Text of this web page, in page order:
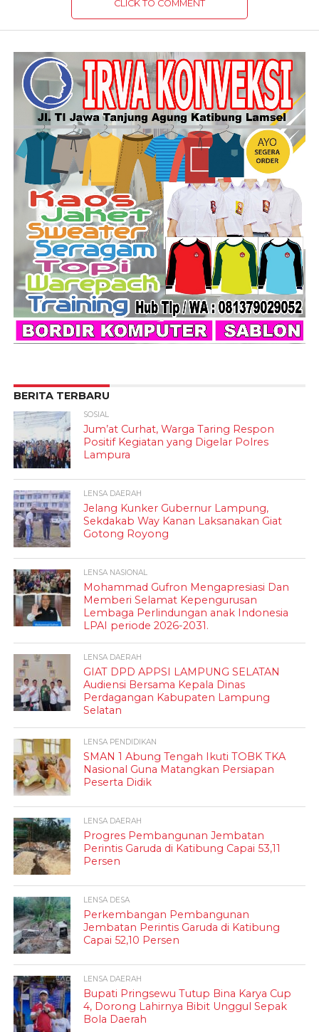
CLICK TO COMMENT
BERITA TERBARU
SOSIAL
Jum’at Curhat, Warga Taring Respon
Positif Kegiatan yang Digelar Polres
Lampura
LENSA DAERAH
Jelang Kunker Gubernur Lampung,
Sekdakab Way Kanan Laksanakan Giat
Gotong Royong
LENSA NASIONAL
Mohammad Gufron Mengapresiasi Dan
Memberi Selamat Kepengurusan
Lembaga Perlindungan anak Indonesia
LPAI periode 2026-2031.
LENSA DAERAH
GIAT DPD APPSI LAMPUNG SELATAN
Audiensi Bersama Kepala Dinas
Perdagangan Kabupaten Lampung
Selatan
LENSA PENDIDIKAN
SMAN 1 Abung Tengah Ikuti TOBK TKA
Nasional Guna Matangkan Persiapan
Peserta Didik
LENSA DAERAH
Progres Pembangunan Jembatan
Perintis Garuda di Katibung Capai 53,11
Persen
LENSA DESA
Perkembangan Pembangunan
Jembatan Perintis Garuda di Katibung
Capai 52,10 Persen
LENSA DAERAH
Bupati Pringsewu Tutup Bina Karya Cup
4, Dorong Lahirnya Bibit Unggul Sepak
Bola Daerah